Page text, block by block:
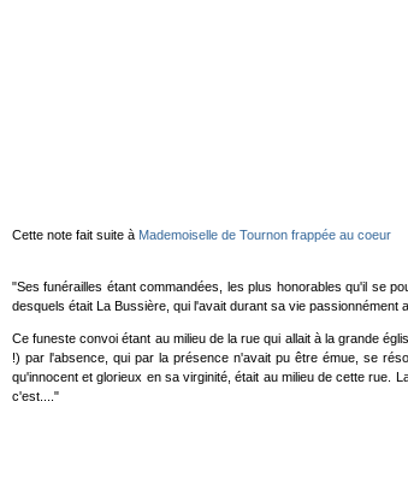
Cette note fait suite à Mademoiselle de Tournon frappée au coeur
"Ses funérailles étant commandées, les plus honorables qu'il se
desquels était La Bussière, qui l'avait durant sa vie passionnément
Ce funeste convoi étant au milieu de la rue qui allait à la grande
!) par l'absence, qui par la présence n'avait pu être émue, se
qu'innocent et glorieux en sa virginité, était au milieu de cette rue.
c'est...."